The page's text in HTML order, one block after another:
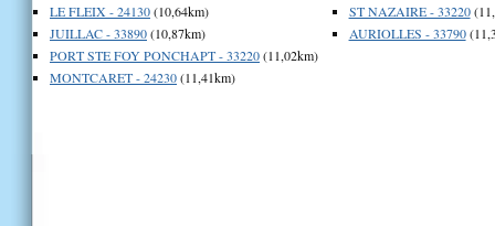
LE FLEIX - 24130(10,64km)
JUILLAC - 33890(10,87km)
PORT STE FOY PONCHAPT - 33220(11,02km)
MONTCARET - 24230(11,41km)
ST NAZAIRE - 33220
AURIOLLES - 33790